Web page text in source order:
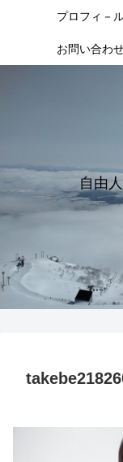
自由
プロフィ－
お問い合わ